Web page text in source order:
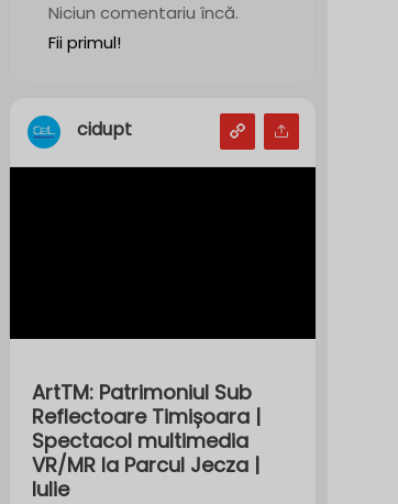
Niciun comentariu încă.
Fii primul!
cidupt
ArtTM: Patrimoniul Sub
Reflectoare Timișoara |
Spectacol multimedia
VR/MR la Parcul Jecza |
Iulie